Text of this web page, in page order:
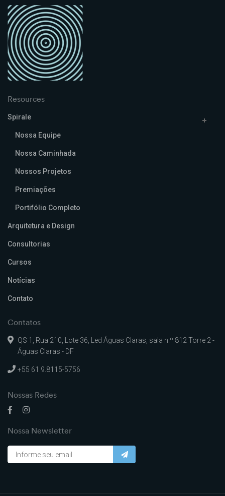
Resources
Spirale
Nossa Equipe
Nossa Caminhada
Nossos Projetos
Premiações
Portifólio Completo
Arquitetura e Design
Consultorias
Cursos
Notícias
Contato
Contatos
QS 1, Rua 210, Lote 36, Led Águas Claras, sala n.º 812 Torre 2 -
Águas Claras - DF
+55 61 9.8115-5756
Nossas Redes
Nossa Newsletter